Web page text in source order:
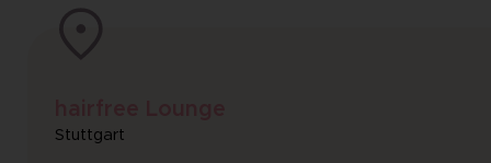
Stuttgart